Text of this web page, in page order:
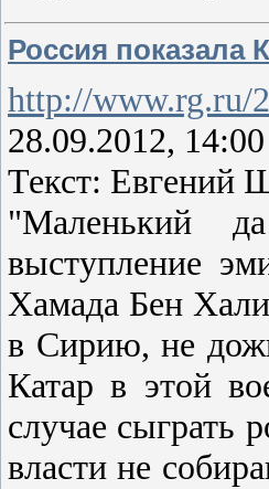
Россия показала
http://www.rg.ru/
28.09.2012,
Текст: Евгений
"Маленький
выступление
Хамада Бен
в Сирию, не
Катар в этой
случае сыграть
власти не